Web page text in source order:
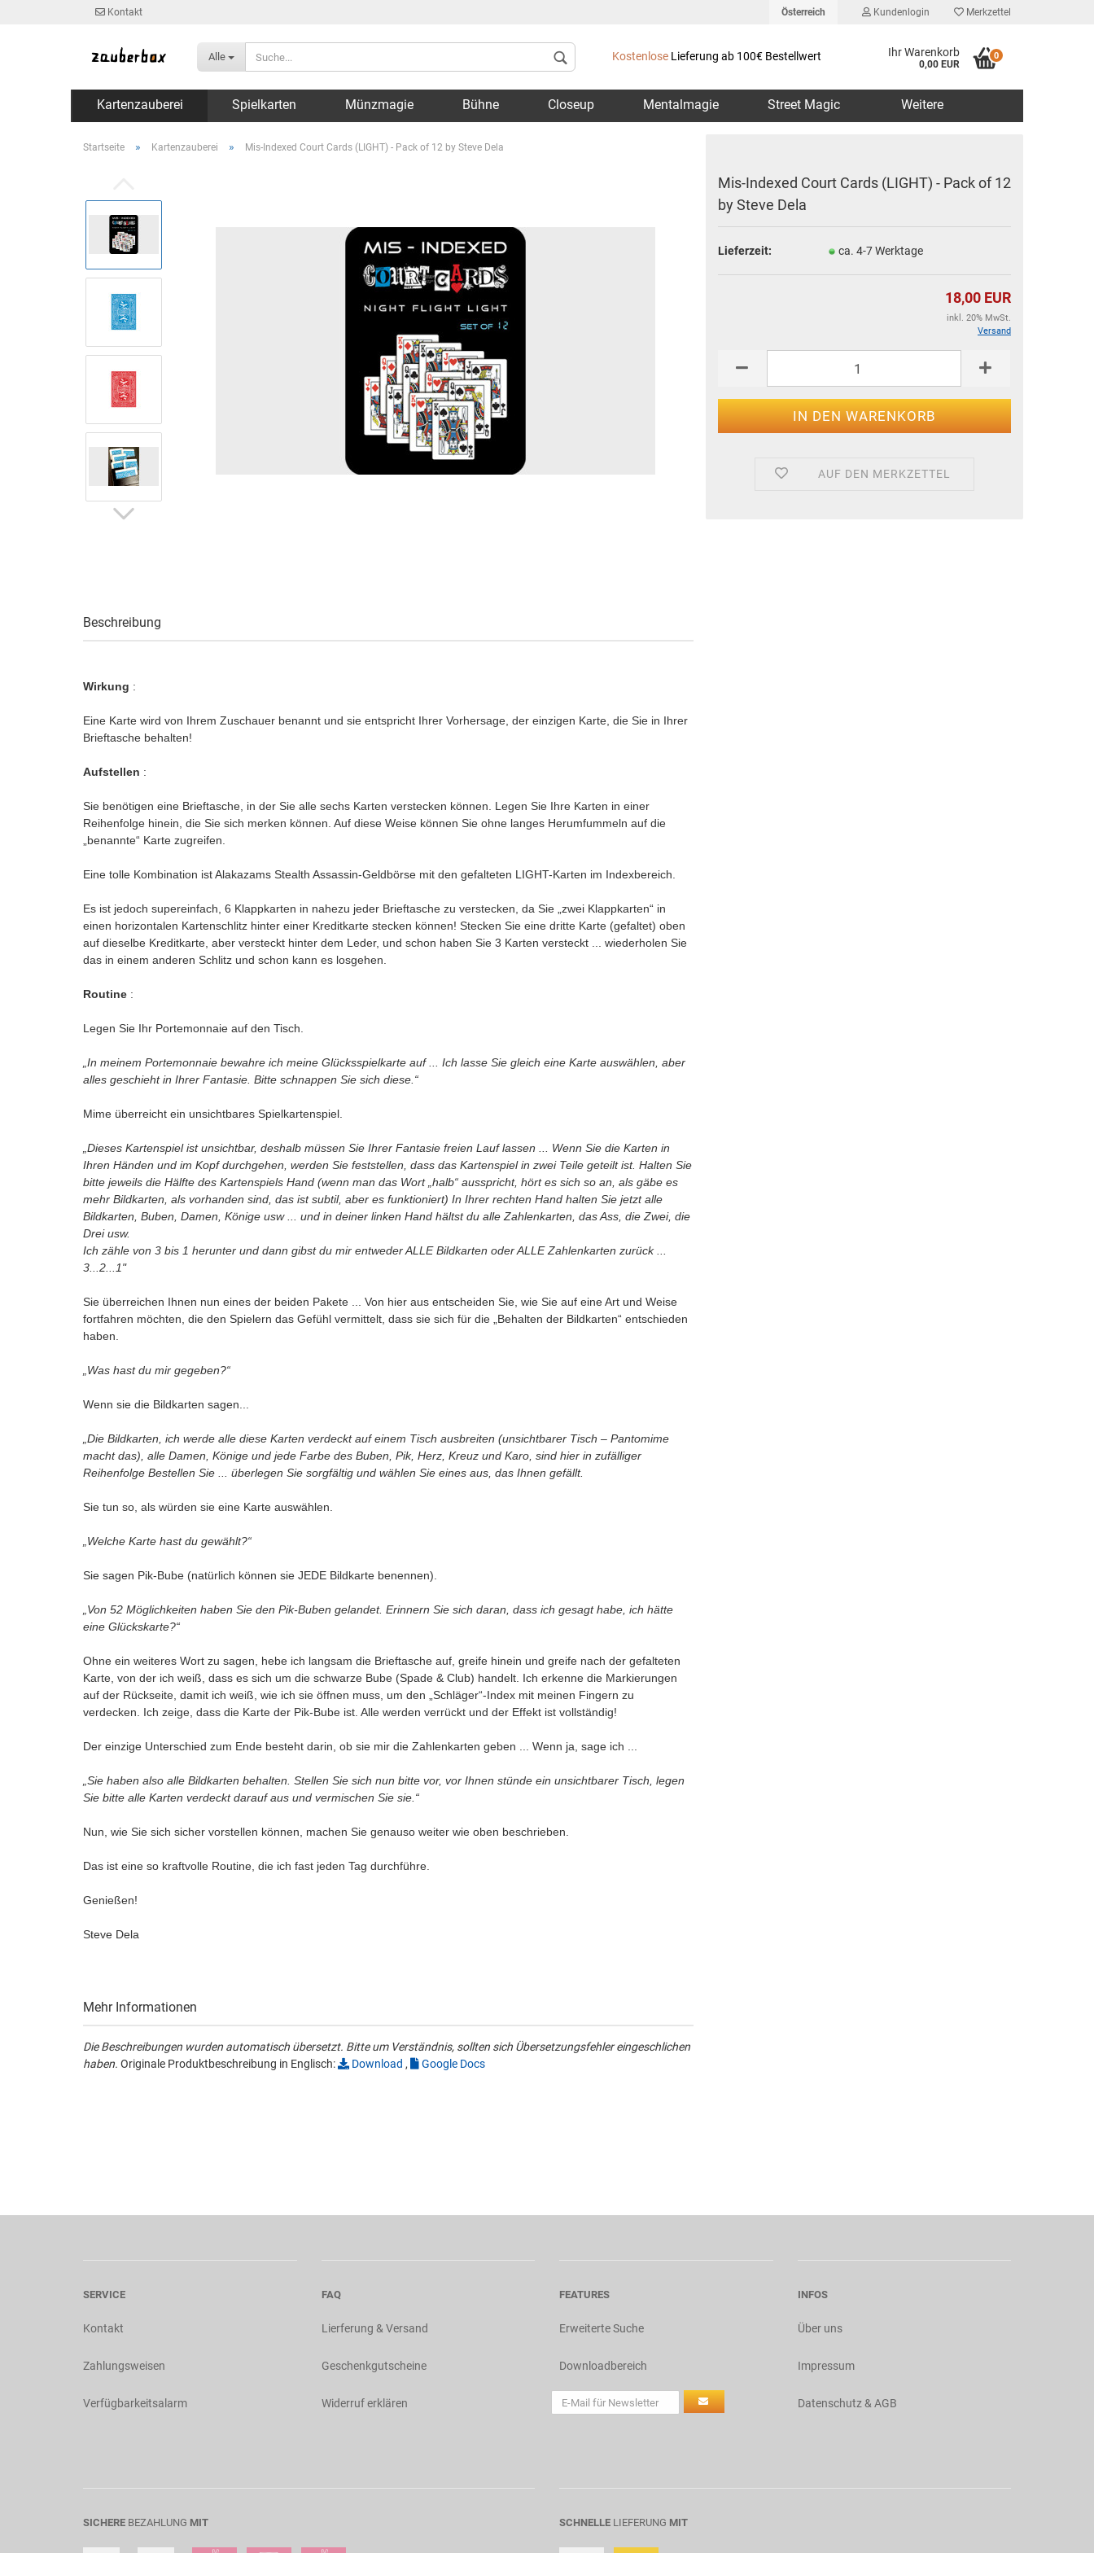
Kontakt Österreich
Lieferland
Kundenlogin Merkzettel
Alle Kostenlose Lieferung ab 100€ Bestellwert Ihr Warenkorb
0,00 EUR
0
Kartenzauberei Spielkarten Münzmagie Bühne Closeup Mentalmagie Street Magic Weitere
Startseite » Kartenzauberei » Mis-Indexed Court Cards (LIGHT) - Pack of 12 by Steve Dela
Mis-Indexed Court Cards (LIGHT) - Pack of 12
by Steve Dela
Lieferzeit: ca. 4-7 Werktage
18,00 EUR
inkl. 20% MwSt.
Versand
AUF DEN MERKZETTEL
Beschreibung
Wirkung :
Eine Karte wird von Ihrem Zuschauer benannt und sie entspricht Ihrer Vorhersage, der einzigen Karte, die Sie in Ihrer
Brieftasche behalten!
Aufstellen :
Sie benötigen eine Brieftasche, in der Sie alle sechs Karten verstecken können. Legen Sie Ihre Karten in einer
Reihenfolge hinein, die Sie sich merken können. Auf diese Weise können Sie ohne langes Herumfummeln auf die
„benannte“ Karte zugreifen.
Eine tolle Kombination ist Alakazams Stealth Assassin-Geldbörse mit den gefalteten LIGHT-Karten im Indexbereich.
Es ist jedoch supereinfach, 6 Klappkarten in nahezu jeder Brieftasche zu verstecken, da Sie „zwei Klappkarten“ in
einen horizontalen Kartenschlitz hinter einer Kreditkarte stecken können! Stecken Sie eine dritte Karte (gefaltet) oben
auf dieselbe Kreditkarte, aber versteckt hinter dem Leder, und schon haben Sie 3 Karten versteckt ... wiederholen Sie
das in einem anderen Schlitz und schon kann es losgehen.
Routine :
Legen Sie Ihr Portemonnaie auf den Tisch.
„In meinem Portemonnaie bewahre ich meine Glücksspielkarte auf ... Ich lasse Sie gleich eine Karte auswählen, aber
alles geschieht in Ihrer Fantasie. Bitte schnappen Sie sich diese.“
Mime überreicht ein unsichtbares Spielkartenspiel.
„Dieses Kartenspiel ist unsichtbar, deshalb müssen Sie Ihrer Fantasie freien Lauf lassen ... Wenn Sie die Karten in
Ihren Händen und im Kopf durchgehen, werden Sie feststellen, dass das Kartenspiel in zwei Teile geteilt ist. Halten Sie
bitte jeweils die Hälfte des Kartenspiels Hand (wenn man das Wort „halb“ ausspricht, hört es sich so an, als gäbe es
mehr Bildkarten, als vorhanden sind, das ist subtil, aber es funktioniert) In Ihrer rechten Hand halten Sie jetzt alle
Bildkarten, Buben, Damen, Könige usw ... und in deiner linken Hand hältst du alle Zahlenkarten, das Ass, die Zwei, die
Drei usw.
Ich zähle von 3 bis 1 herunter und dann gibst du mir entweder ALLE Bildkarten oder ALLE Zahlenkarten zurück ...
3...2...1"
Sie überreichen Ihnen nun eines der beiden Pakete ... Von hier aus entscheiden Sie, wie Sie auf eine Art und Weise
fortfahren möchten, die den Spielern das Gefühl vermittelt, dass sie sich für die „Behalten der Bildkarten“ entschieden
haben.
„Was hast du mir gegeben?“
Wenn sie die Bildkarten sagen...
„Die Bildkarten, ich werde alle diese Karten verdeckt auf einem Tisch ausbreiten (unsichtbarer Tisch – Pantomime
macht das), alle Damen, Könige und jede Farbe des Buben, Pik, Herz, Kreuz und Karo, sind hier in zufälliger
Reihenfolge Bestellen Sie ... überlegen Sie sorgfältig und wählen Sie eines aus, das Ihnen gefällt.
Sie tun so, als würden sie eine Karte auswählen.
„Welche Karte hast du gewählt?“
Sie sagen Pik-Bube (natürlich können sie JEDE Bildkarte benennen).
„Von 52 Möglichkeiten haben Sie den Pik-Buben gelandet. Erinnern Sie sich daran, dass ich gesagt habe, ich hätte
eine Glückskarte?“
Ohne ein weiteres Wort zu sagen, hebe ich langsam die Brieftasche auf, greife hinein und greife nach der gefalteten
Karte, von der ich weiß, dass es sich um die schwarze Bube (Spade & Club) handelt. Ich erkenne die Markierungen
auf der Rückseite, damit ich weiß, wie ich sie öffnen muss, um den „Schläger“-Index mit meinen Fingern zu
verdecken. Ich zeige, dass die Karte der Pik-Bube ist. Alle werden verrückt und der Effekt ist vollständig!
Der einzige Unterschied zum Ende besteht darin, ob sie mir die Zahlenkarten geben ... Wenn ja, sage ich ...
„Sie haben also alle Bildkarten behalten. Stellen Sie sich nun bitte vor, vor Ihnen stünde ein unsichtbarer Tisch, legen
Sie bitte alle Karten verdeckt darauf aus und vermischen Sie sie.“
Nun, wie Sie sich sicher vorstellen können, machen Sie genauso weiter wie oben beschrieben.
Das ist eine so kraftvolle Routine, die ich fast jeden Tag durchführe.
Genießen!
Steve Dela
Mehr Informationen
Die Beschreibungen wurden automatisch übersetzt. Bitte um Verständnis, sollten sich Übersetzungsfehler eingeschlichen
haben. Originale Produktbeschreibung in Englisch: Download , Google Docs
SERVICE
Kontakt
Zahlungsweisen
Verfügbarkeitsalarm
FAQ
Lierferung & Versand
Geschenkgutscheine
Widerruf erklären
FEATURES
Erweiterte Suche
Downloadbereich
INFOS
Über uns
Impressum
Datenschutz & AGB
SICHERE BEZAHLUNG MIT SCHNELLE LIEFERUNG MIT